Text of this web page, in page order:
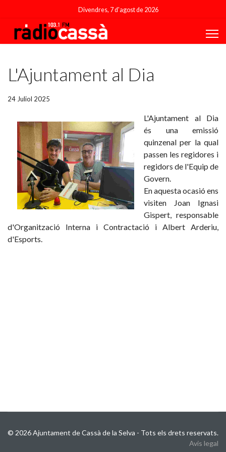
Divendres, 7 d'agost de 2026
L'Ajuntament al Dia
24 Juliol 2025
L'Ajuntament al Dia
és una emissió
quinzenal per la qual
passen les regidores i
regidors de l'Equip de
Govern.
En aquesta ocasió ens
visiten Joan Ignasi
Gispert, responsable
d'Organització Interna i Contractació i Albert Arderiu,
d'Esports.
© 2026 Ajuntament de Cassà de la Selva - Tots els drets reservats.
Avis legal